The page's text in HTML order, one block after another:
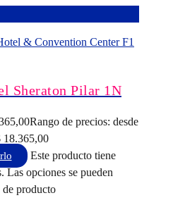
Sheraton Pilar 1N
Rango de precios: desde
18.365,00
Este producto tiene
Las opciones se pueden
de producto